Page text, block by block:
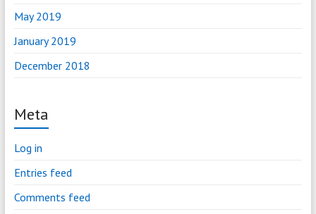
May 2019
January 2019
December 2018
Meta
Log in
Entries feed
Comments feed